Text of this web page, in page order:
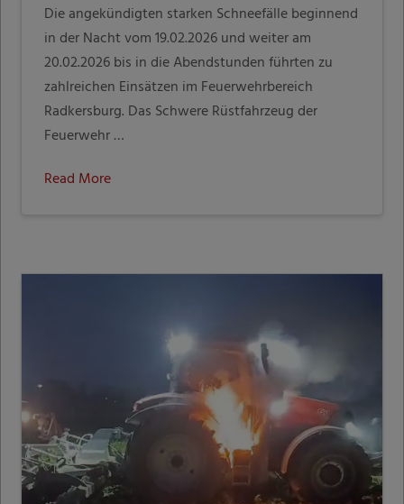
Die angekündigten starken Schneefälle beginnend
in der Nacht vom 19.02.2026 und weiter am
20.02.2026 bis in die Abendstunden führten zu
zahlreichen Einsätzen im Feuerwehrbereich
Radkersburg. Das Schwere Rüstfahrzeug der
Feuerwehr …
Read More